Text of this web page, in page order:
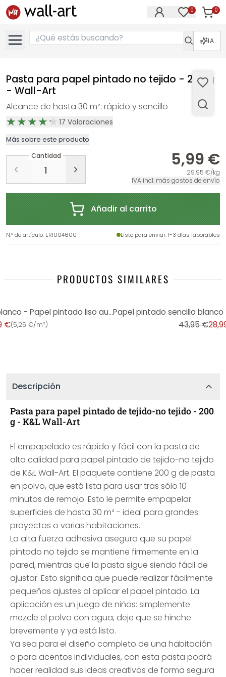
0 0
IA
Pasta para papel pintado no tejido - 200 g
- Wall-Art
Alcance de hasta 30 m²: rápido y sencillo
17 Valoraciones
Más sobre este producto
Cantidad 5,99 €
29,95 €/kg
IVA incl. más gastos de envío
Añadir al carrito
N.º de artículo: ER1004600 Listo para enviar: 1-3 días laborables
PRODUCTOS SIMILARES
Papel pintado Unity de color blanco - Papel pintado liso autoadhesivo - Papel pintado tejido-no teji
€(5,25 €/m²) 43,95 €
Descripción
Pasta para papel pintado de tejido-no tejido - 200
g - K&L Wall-Art
El empapelado es rápido y fácil con la pasta de
alta calidad para papel pintado de tejido-no tejido
de K&L Wall-Art. El paquete contiene 200 g de pasta
en polvo, que está lista para usar tras sólo 10
minutos de remojo. Esto le permite empapelar
superficies de hasta 30 m² - ideal para grandes
proyectos o varias habitaciones.
La alta fuerza adhesiva asegura que su papel
pintado no tejido se mantiene firmemente en la
pared, mientras que la pasta sigue siendo fácil de
ajustar. Esto significa que puede realizar fácilmente
pequeños ajustes al aplicar el papel pintado. La
aplicación es un juego de niños: simplemente
mezcle el polvo con agua, deje que se hinche
brevemente y ya está listo.
Ya sea para el diseño completo de una habitación
o para acentos individuales, con esta pasta podrá
hacer realidad sus ideas creativas de forma segura